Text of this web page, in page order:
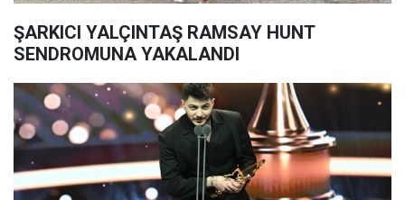
ŞARKICI YALÇINTAŞ RAMSAY HUNT
SENDROMUNA YAKALANDI